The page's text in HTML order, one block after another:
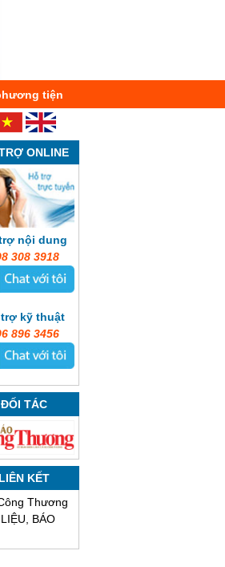
tiện
ONLINE
nội dung
308 3918
trợ kỹ thuật
896 3456
ĐỐI TÁC
LIÊN KẾT
Thương
BÁO